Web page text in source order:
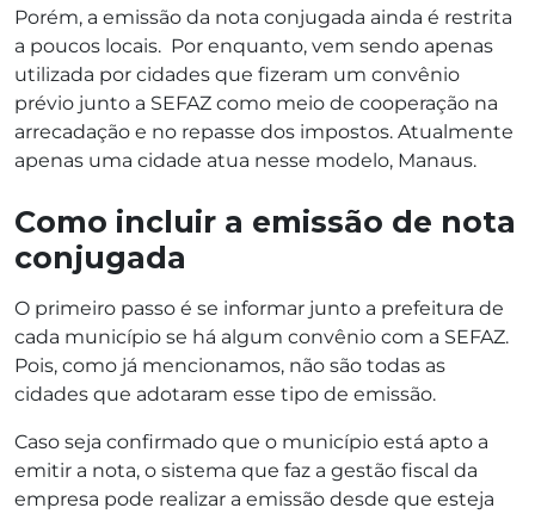
Porém, a emissão da nota conjugada ainda é restrita
a poucos locais. Por enquanto, vem sendo apenas
utilizada por cidades que fizeram um convênio
prévio junto a SEFAZ como meio de cooperação na
arrecadação e no repasse dos impostos. Atualmente
apenas uma cidade atua nesse modelo, Manaus.
Como incluir a emissão de nota
conjugada
O primeiro passo é se informar junto a prefeitura de
cada município se há algum convênio com a SEFAZ.
Pois, como já mencionamos, não são todas as
cidades que adotaram esse tipo de emissão.
Caso seja confirmado que o município está apto a
emitir a nota, o sistema que faz a gestão fiscal da
empresa pode realizar a emissão desde que esteja